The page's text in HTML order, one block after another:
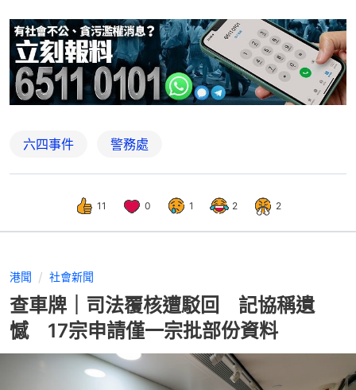
六四事件 警務處
11 0 1 2 2
港聞 社會新聞
查車牌｜司法覆核遭駁回 記協稱遺
憾 17宗申請僅一宗批部份資料